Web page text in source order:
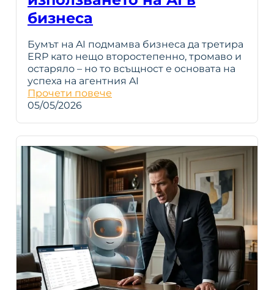
бизнеса
Бумът на AI подмамва бизнеса да третира
ERP като нещо второстепенно, тромаво и
остаряло – но то всъщност е основата на
успеха на агентния AI
Прочети повече
05/05/2026